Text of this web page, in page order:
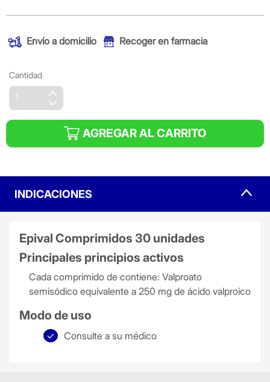
Envío a domicilio Recoger en farmacia
Cantidad
AGREGAR AL CARRITO
INDICACIONES
Epival Comprimidos 30 unidades
Principales principios activos
Cada comprimido de contiene: Valproato
semisódico equivalente a 250 mg de ácido valproico
Modo de uso
Consulte a su médico